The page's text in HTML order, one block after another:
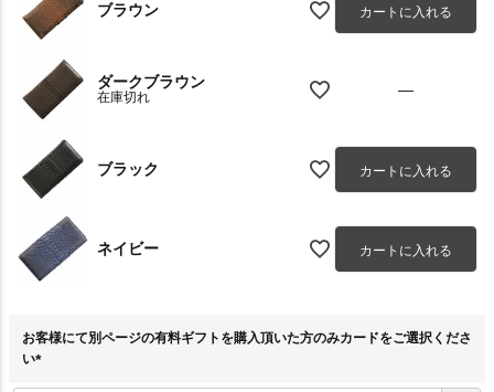
ブラウン カートに入れる
ダークブラウン
在庫切れ —
ブラック カートに入れる
ネイビー カートに入れる
お客様にて別ページの有料ギフトを購入頂いた方のみカードをご選択くださ
い